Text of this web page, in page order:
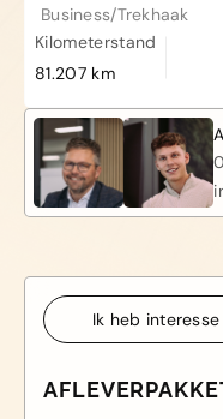
Business/Trekhaak
Kilometerstand
81.207 km
Ik heb interesse